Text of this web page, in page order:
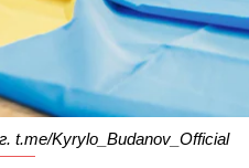
t.me/Kyrylo_Budanov_Official